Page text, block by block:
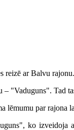
ar Balvu
"Vaduguns".
lēmumu par rajona
ko izveidoja